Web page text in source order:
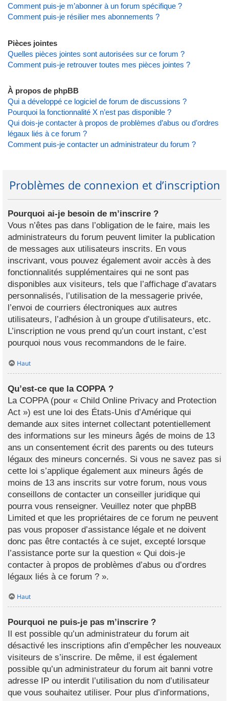
Comment puis-je m’abonner à un forum spécifique ?
Comment puis-je résilier mes abonnements ?
Pièces jointes
Quelles pièces jointes sont autorisées sur ce forum ?
Comment puis-je retrouver toutes mes pièces jointes ?
À propos de phpBB
Qui a développé ce logiciel de forum de discussions ?
Pourquoi la fonctionnalité X n’est pas disponible ?
Qui dois-je contacter à propos de problèmes d’abus ou d’ordres
légaux liés à ce forum ?
Comment puis-je contacter un administrateur du forum ?
Problèmes de connexion et d’inscription
Pourquoi ai-je besoin de m’inscrire ?
Vous n’êtes pas dans l’obligation de le faire, mais les
administrateurs du forum peuvent limiter la publication
de messages aux utilisateurs inscrits. En vous
inscrivant, vous pouvez également avoir accès à des
fonctionnalités supplémentaires qui ne sont pas
disponibles aux visiteurs, tels que l’affichage d’avatars
personnalisés, l’utilisation de la messagerie privée,
l’envoi de courriers électroniques aux autres
utilisateurs, l’adhésion à un groupe d’utilisateurs, etc.
L’inscription ne vous prend qu’un court instant, c’est
pourquoi nous vous recommandons de le faire.
Haut
Qu’est-ce que la COPPA ?
La COPPA (pour « Child Online Privacy and Protection
Act ») est une loi des États-Unis d’Amérique qui
demande aux sites internet collectant potentiellement
des informations sur les mineurs âgés de moins de 13
ans un consentement écrit des parents ou des tuteurs
légaux des mineurs concernés. Si vous ne savez pas si
cette loi s’applique également aux mineurs âgés de
moins de 13 ans inscrits sur votre forum, nous vous
conseillons de contacter un conseiller juridique qui
pourra vous renseigner. Veuillez noter que phpBB
Limited et que les propriétaires de ce forum ne peuvent
pas vous proposer d’assistance légale et ne doivent
donc pas être contactés à ce sujet, excepté lorsque
l’assistance porte sur la question « Qui dois-je
contacter à propos de problèmes d’abus ou d’ordres
légaux liés à ce forum ? ».
Haut
Pourquoi ne puis-je pas m’inscrire ?
Il est possible qu’un administrateur du forum ait
désactivé les inscriptions afin d’empêcher les nouveaux
visiteurs de s’inscrire. De même, il est également
possible qu’un administrateur du forum ait banni votre
adresse IP ou interdit l’utilisation du nom d’utilisateur
que vous souhaitez utiliser. Pour plus d’informations,